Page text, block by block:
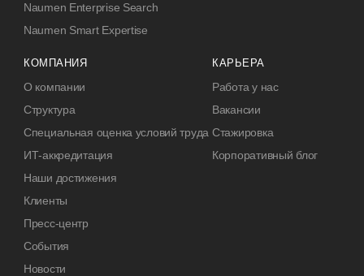
Naumen Enterprise Search
Naumen Smart Expertise
КОМПАНИЯ
О компании
Структура
Специальная оценка условий труда
ИТ-аккредитация
Наши достижения
Клиенты
Пресс-центр
События
Новости
КАРЬЕРА
Работа у нас
Вакансии
Стажировка
Корпоративный блог